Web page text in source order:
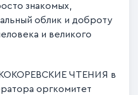
знакомых,
облик и доброту
и великого
ЧТЕНИЯ в
оргкомитет